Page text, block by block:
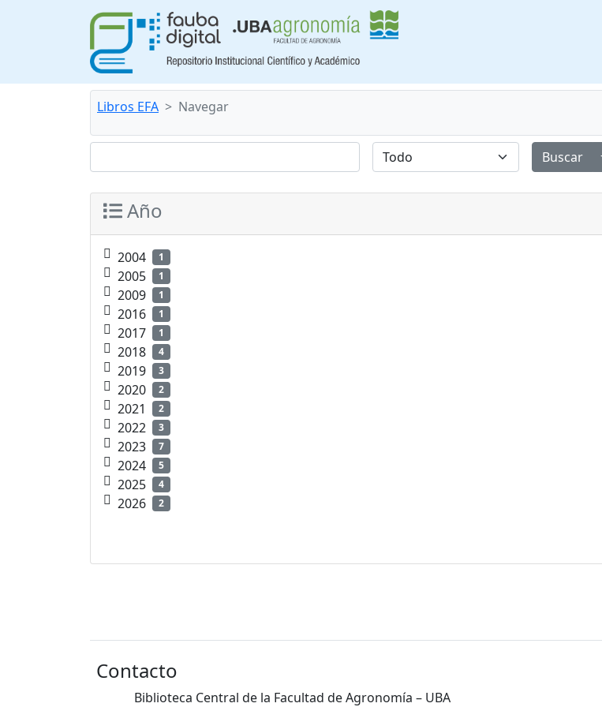
Libros EFA Navegar
Año
2004 1
2005 1
2009 1
2016 1
2017 1
2018 4
2019 3
2020 2
2021 2
2022 3
2023 7
2024 5
2025 4
2026 2
Contacto
Biblioteca Central de la Facultad de Agronomía – UBA